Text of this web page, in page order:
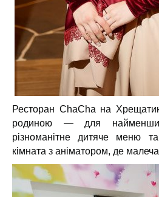
Ресторан ChaCha на
родиною — для
різноманітне дитяче меню
кімната з аніматором, де